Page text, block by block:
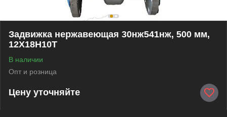
Задвижка нержавеющая 30нж541нж, 500 мм,
12Х18Н10Т
В наличии
Опт и розница
Цену уточняйте